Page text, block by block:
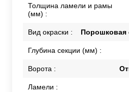
Толщина ламели и рамы
(мм) :
Вид окраски : Порошковая
Глубина секции (мм) :
Ворота :
Ламели :